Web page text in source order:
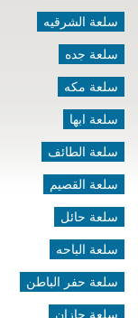
سلعة الشرقيه
سلعة جده
سلعة مكه
سلعة ابها
سلعة الطائف
سلعة القصيم
سلعة حائل
سلعة الباحه
سلعة حفر الباطن
سلعة جازان